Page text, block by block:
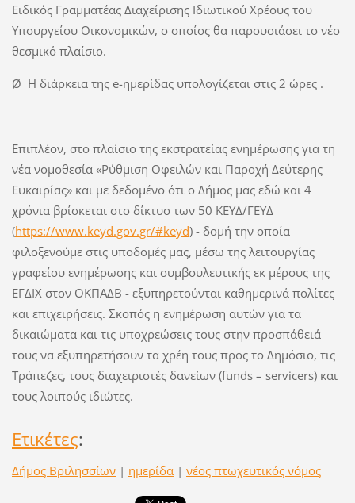
Ειδικός Γραμματέας Διαχείρισης Ιδιωτικού Χρέους του
Υπουργείου Οικονομικών, ο οποίος θα παρουσιάσει το νέο
θεσμικό πλαίσιο.
Ø Η διάρκεια της e-ημερίδας υπολογίζεται στις 2 ώρες .
Επιπλέον, στο πλαίσιο της εκστρατείας ενημέρωσης για τη
νέα νομοθεσία «Ρύθμιση Οφειλών και Παροχή Δεύτερης
Ευκαιρίας» και με δεδομένο ότι ο Δήμος μας εδώ και 4
χρόνια βρίσκεται στο δίκτυο των 50 ΚΕΥΔ/ΓΕΥΔ
(https://www.keyd.gov.gr/#keyd) - δομή την οποία
φιλοξενούμε στις υποδομές μας, μέσω της λειτουργίας
γραφείου ενημέρωσης και συμβουλευτικής εκ μέρους της
ΕΓΔΙΧ στον ΟΚΠΑΔΒ - εξυπηρετούνται καθημερινά πολίτες
και επιχειρήσεις. Σκοπός η ενημέρωση αυτών για τα
δικαιώματα και τις υποχρεώσεις τους στην προσπάθειά
τους να εξυπηρετήσουν τα χρέη τους προς το Δημόσιο, τις
Τράπεζες, τους διαχειριστές δανείων (funds – servicers) και
τους λοιπούς ιδιώτες.
Ετικέτες:
Δήμος Βριλησσίων | ημερίδα | νέος πτωχευτικός νόμος